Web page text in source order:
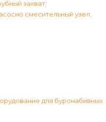
захват;
смесительный узел;